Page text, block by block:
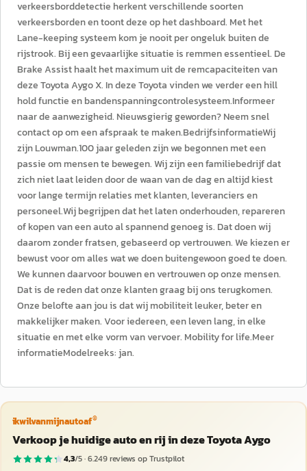
verkeersborddetectie herkent verschillende soorten
verkeersborden en toont deze op het dashboard. Met het
Lane-keeping systeem kom je nooit per ongeluk buiten de
rijstrook. Bij een gevaarlijke situatie is remmen essentieel. De
Brake Assist haalt het maximum uit de remcapaciteiten van
deze Toyota Aygo X. In deze Toyota vinden we verder een hill
hold functie en bandenspanningcontrolesysteem.Informeer
naar de aanwezigheid. Nieuwsgierig geworden? Neem snel
contact op om een afspraak te maken.BedrijfsinformatieWij
zijn Louwman.100 jaar geleden zijn we begonnen met een
passie om mensen te bewegen. Wij zijn een familiebedrijf dat
zich niet laat leiden door de waan van de dag en altijd kiest
voor lange termijn relaties met klanten, leveranciers en
personeel.Wij begrijpen dat het laten onderhouden, repareren
of kopen van een auto al spannend genoeg is. Dat doen wij
daarom zonder fratsen, gebaseerd op vertrouwen. We kiezen er
bewust voor om alles wat we doen buitengewoon goed te doen.
We kunnen daarvoor bouwen en vertrouwen op onze mensen.
Dat is de reden dat onze klanten graag bij ons terugkomen.
Onze belofte aan jou is dat wij mobiliteit leuker, beter en
makkelijker maken. Voor iedereen, een leven lang, in elke
situatie en met elke vorm van vervoer. Mobility for life.Meer
informatieModelreeks: jan.
ikwilvanmijnautoaf®
Verkoop je huidige auto en rij in deze Toyota Aygo
4,3/5 ·6.249reviews op Trustpilot